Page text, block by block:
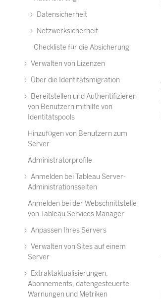
Datensicherheit
Netzwerksicherheit
Checkliste für die Absicherung
Verwalten von Lizenzen
Über die Identitätsmigration
Bereitstellen und Authentifizieren
von Benutzern mithilfe von
Identitätspools
Hinzufügen von Benutzern zum
Server
Administratorprofile
Anmelden bei Tableau Server-
Administrationsseiten
Anmelden bei der Webschnittstelle
von Tableau Services Manager
Anpassen Ihres Servers
Verwalten von Sites auf einem
Server
Extraktaktualisierungen,
Abonnements, datengesteuerte
Warnungen und Metriken